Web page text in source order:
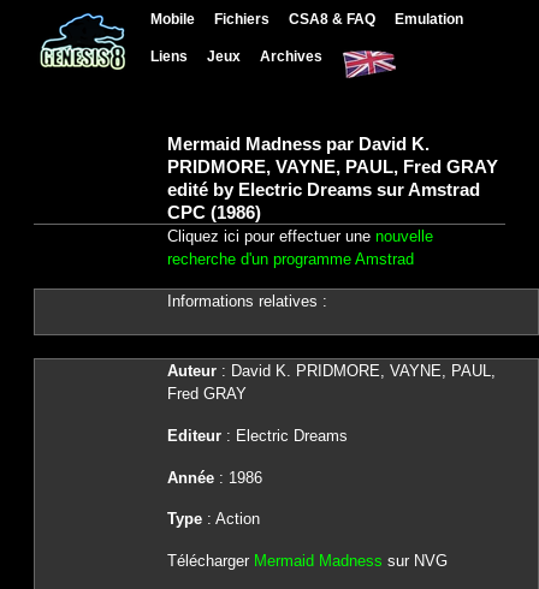
Mobile Fichiers CSA8 & FAQ Emulation
Liens Jeux Archives
Mermaid Madness par David K.
PRIDMORE, VAYNE, PAUL, Fred GRAY
edité by Electric Dreams sur Amstrad
CPC (1986)
Cliquez ici pour effectuer une nouvelle
recherche d'un programme Amstrad
Informations relatives :
Auteur: David K. PRIDMORE, VAYNE, PAUL,
Fred GRAY
Editeur: Electric Dreams
Année: 1986
Type: Action
Télécharger Mermaid Madness sur NVG